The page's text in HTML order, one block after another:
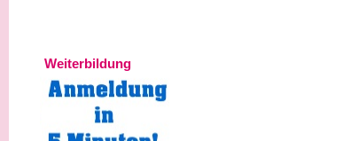
Weiterbildung